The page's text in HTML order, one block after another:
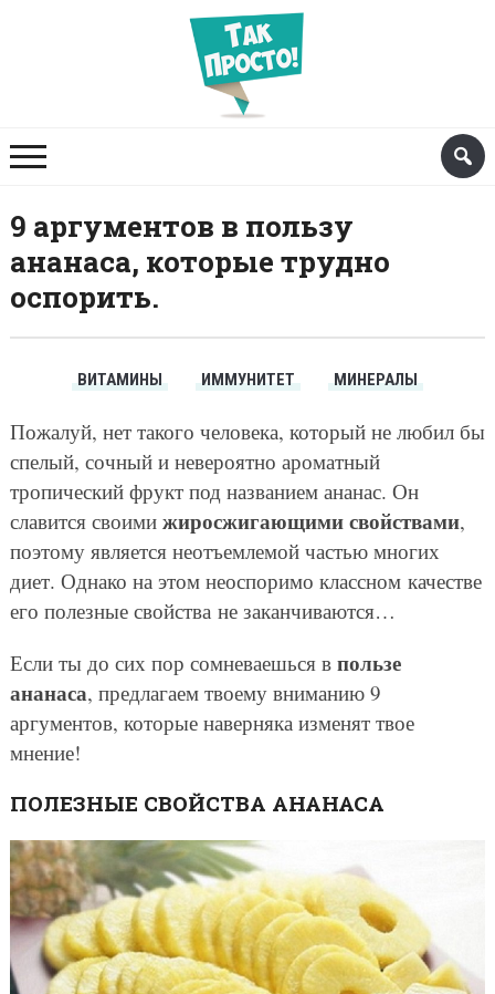
9 аргументов в пользу
ананаса, которые трудно
оспорить.
ВИТАМИНЫ ИММУНИТЕТ МИНЕРАЛЫ
Пожалуй, нет такого человека, который не любил бы
спелый, сочный и невероятно ароматный
тропический фрукт под названием ананас. Он
славится своими жиросжигающими свойствами,
поэтому является неотъемлемой частью многих
диет. Однако на этом неоспоримо классном качестве
его полезные свойства не заканчиваются…
Если ты до сих пор сомневаешься в пользе
ананаса, предлагаем твоему вниманию 9
аргументов, которые наверняка изменят твое
мнение!
ПОЛЕЗНЫЕ СВОЙСТВА АНАНАСА